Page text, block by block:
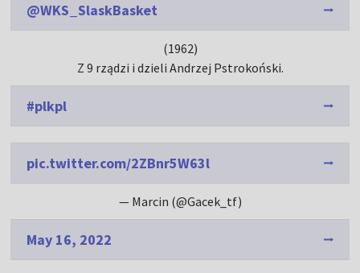
@WKS_SlaskBasket
(1962)
Z 9 rządzi i dzieli Andrzej Pstrokoński.
#plkpl
pic.twitter.com/2ZBnr5W63l
— Marcin (@Gacek_tf)
May 16, 2022